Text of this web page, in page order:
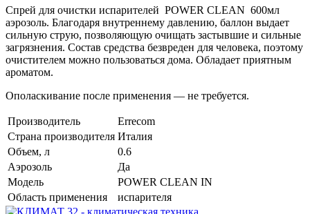
Спрей для очистки испарителей POWER CLEAN 600мл
аэрозоль. Благодаря внутреннему давлению, баллон выдает
сильную струю, позволяющую очищать застывшие и сильные
загрязнения. Состав средства безвреден для человека, поэтому
очистителем можно пользоваться дома. Обладает приятным
ароматом.
Ополаскивание после применения — не требуется.
Производитель
Errecom
Страна производителя Италия
Объем, л
0.6
Аэрозоль
Да
Модель
POWER CLEAN IN
Область применения
испарителя